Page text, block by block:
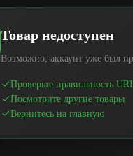
Товар недоступен
Возможно, аккаунт уже был
Проверьте правильность
Посмотрите другие товары
Вернитесь на главную